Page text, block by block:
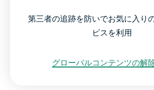
第三者の追跡を防いでお気に入り
ビスを利用
グローバルコンテンツの解